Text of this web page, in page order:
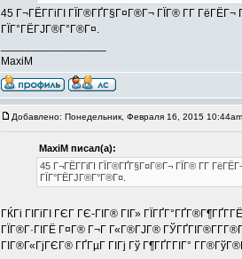
45 Г¬ГЁГ­ГіГІ ГЇГ®ГҐГ§Г¤Г®Г¬ ГЇГ® Г­Г
ГЇГ°ГЁГЈГ®Г°Г®Г¤.
MaxiM
Добавлено: Понедельник, Февраля 16, 2015 10:44am
MaxiM писал(а):
45 Г¬ГЁГ­ГіГІ ГЇГ®ГҐГ§Г¤Г®Г¬ ГЇГ® Г­Г
ГЇГ°ГЁГЈГ®Г°Г®Г¤.
ГЌГі ГІГіГІ ГЄГ ГЄ-ГІГ® ГІГ»
ГЇГ®Г·ГІГЁ Г¤Г® Г¬Г Г«Г®ГЈГ®
ГІГ®Г«ГјГЄГ® ГҐГµГ ГІГј Гў Г¶ГҐГ­ГІГ°